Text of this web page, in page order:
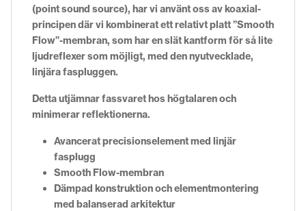
(point sound source), har vi använt oss av koaxial-
principen där vi kombinerat ett relativt platt ”Smooth
Flow”-membran, som har en slät kantform för så lite
ljudreflexer som möjligt, med den nyutvecklade,
linjära faspluggen.
Detta utjämnar fassvaret hos högtalaren och
minimerar reflektionerna.
Avancerat precisionselement med linjär
fasplugg
Smooth Flow-membran
Dämpad konstruktion och elementmontering
med balanserad arkitektur